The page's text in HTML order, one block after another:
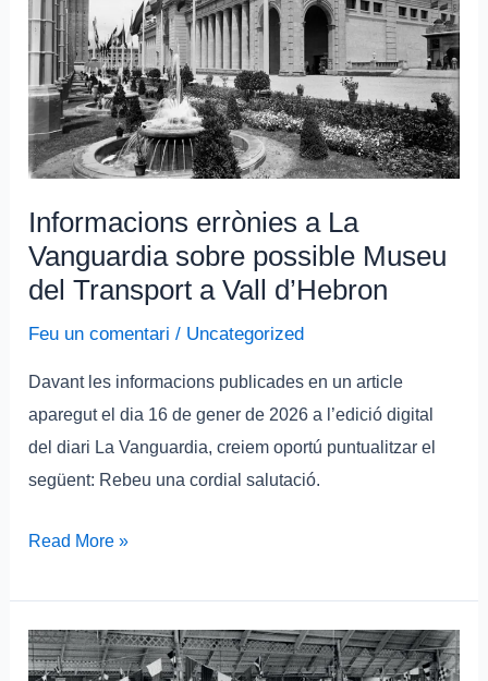
Informacions errònies a La
Vanguardia sobre possible Museu
del Transport a Vall d’Hebron
Feu un comentari / Uncategorized
Davant les informacions publicades en un article
aparegut el dia 16 de gener de 2026 a l’edició digital
del diari La Vanguardia, creiem oportú puntualitzar el
següent: Rebeu una cordial salutació.
La
Vanguardia
sobre
possible
Museu
Transport
a
Vall
Read More »
Vídeo:
«Un